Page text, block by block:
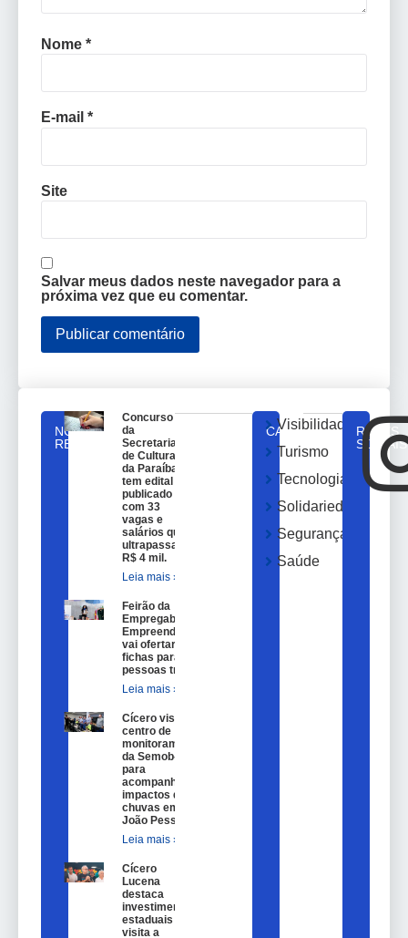
Nome *
E-mail *
Site
Salvar meus dados neste navegador para a
próxima vez que eu comentar.
NOTICIAS
RELACIONADAS
Concurso
da
Secretaria
de Cultura
da Paraíba
tem edital
publicado
com 33
vagas e
salários que
ultrapassam
R$ 4 mil.
Leia mais »
Feirão da
Empregabilidade e
Empreendedorismo
vai ofertar 100
fichas para
pessoas trans.
Leia mais »
Cícero visita
centro de
monitoramento
da Semob-JP
para
acompanhar
impactos das
chuvas em
João Pessoa.
Leia mais »
Cícero
Lucena
destaca
investimentos
estaduais em
visita a
CATEGORIAS
Visibilidade
Turismo
Tecnologia
Solidariedade
Segurança
Saúde
REDES
SOCIAIS